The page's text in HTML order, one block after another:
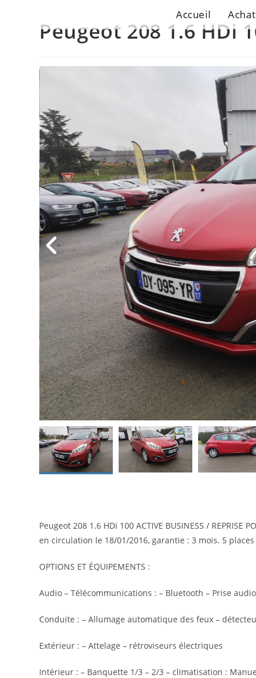
Accueil
Peugeot 208 1.6 HDi
Peugeot 208 1.6 HDi 100 ACTIVE BUSINESS / REPRISE
en circulation le 18/01/2016, garantie : 3 mois. 5 places
OPTIONS ET ÉQUIPEMENTS :
Audio – Télécommunications : – Bluetooth – Prise
Conduite : – Allumage automatique des feux –
Extérieur : – Attelage – rétroviseurs électriques
Intérieur : – Banquette 1/3 – 2/3 – climatisation :